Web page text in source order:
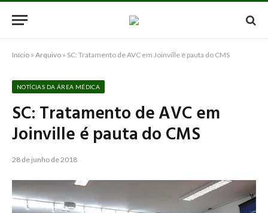
Início » Arquivo » SC: Tratamento de AVC em Joinville é pauta do CMS
NOTÍCIAS DA ÁREA MÉDICA
SC: Tratamento de AVC em
Joinville é pauta do CMS
28 de junho de 2018